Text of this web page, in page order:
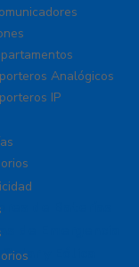
Analógicos
IP
de Baterías
de Emergencia
y Eólica